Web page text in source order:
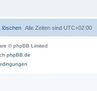
Alle Zeiten sind UTC+02:00
löschen
© phpBB Limited
phpBB.de